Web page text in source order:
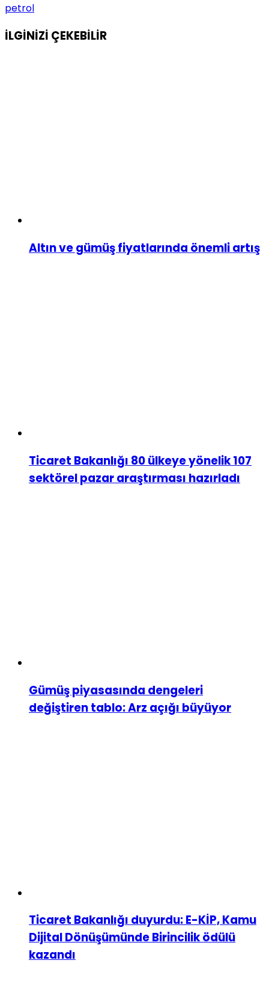
petrol
İLGİNİZİ ÇEKEBİLİR
Altın ve gümüş fiyatlarında önemli artış
Ticaret Bakanlığı 80 ülkeye yönelik 107
sektörel pazar araştırması hazırladı
Gümüş piyasasında dengeleri
değiştiren tablo: Arz açığı büyüyor
Ticaret Bakanlığı duyurdu: E-KİP, Kamu
Dijital Dönüşümünde Birincilik ödülü
kazandı